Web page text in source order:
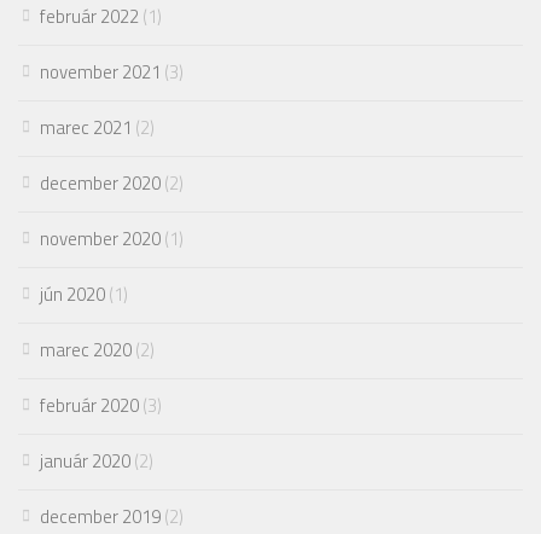
február 2022(1)
november 2021 (3)
marec 2021 (2)
december 2020(2)
november 2020(1)
jún 2020(1)
marec 2020(2)
február 2020(3)
január 2020(2)
december 2019(2)